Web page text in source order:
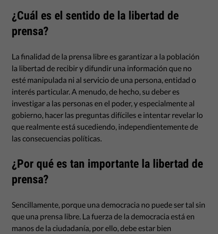
¿Cuál es el sentido de la libertad de
prensa?
La finalidad de la prensa libre es garantizar a la población
la libertad de recibir y difundir una información que no
esté manipulada ni al servicio de una persona, entidad o
interés particular. A menudo, de hecho, su deber es
investigar a las personas en el poder, y especialmente al
gobierno, hacer las preguntas difíciles e intentar revelar lo
que realmente está sucediendo, independientemente de
las consecuencias políticas.
¿Por qué es tan importante la libertad de
prensa?
Sencillamente, porque una democracia no puede ser tal sin
que una prensa libre. La fuerza de la democracia está en
manos de la ciudadanía, por ello, debe estar bien